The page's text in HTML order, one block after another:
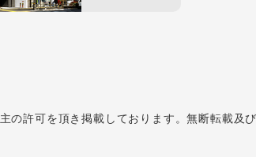
の許可を頂き掲載しております。無断転載及